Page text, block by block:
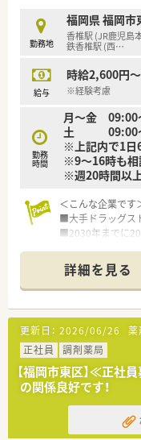
勤務地
福岡県 福岡市
香椎駅 (JR鹿児島
鉄香椎駅 (西…
給与
時給2,600円
※経験考慮
勤務
時間
月～金 09:00
土 09:00～
※上記内で1日
※9～16時も相
※週20時間以
＜こんな企業です
■大手ドラッグス
■2030年までに
■全店、新規出店
す。
■店舗数の増加に
が多い企業です。
■ゼロから人間関
ない環境です。
■調剤、OTC業務
詳細を見る
更新日： 2026/06/26 薬
正社員
調剤薬局
【福岡市東区】≪正社
の関係良好です！